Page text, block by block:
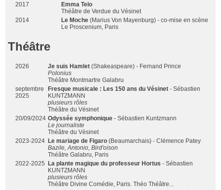
2017
Emma Telo
Théâtre de Verdue du Vésinet
2014
Le Moche (Marius Von Mayenburg) - co-mise en scène
Le Proscenium, Paris
Théâtre
2026 Je suis Hamlet (Shakeaspeare) - Fernand Prince
Polonius
Théâtre Montmartre Galabru
septembre
2025
Fresque musicale : Les 150 ans du Vésinet - Sébastien
KUNTZMANN
plusieurs rôles
Théâtre du Vésinet
20/09/2024 Odyssée symphonique - Sébastien Kuntzmann
Le journaliste
Théâtre du Vésinet
2023-2024 Le mariage de Figaro (Beaumarchais) - Clémence Patey
Bazile, Antonio, Bird'oison
Théâtre Galabru, Paris
2022-2025
La plante magique du professeur Hortus - Sébastien
KUNTZMANN
plusieurs rôles
Théâtre Divine Comédie, Paris. Théo Théâtre...